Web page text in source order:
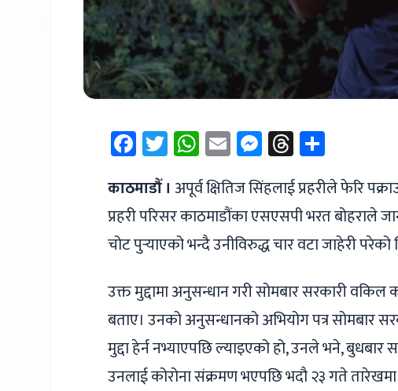
Facebook
Twitter
WhatsApp
EmailMessenger
Threads
काठमाडौँ । अपूर्व क्षितिज सिंहलाई प्रहरीले फेरि
प्रहरी परिसर काठमाडौंका एसएसपी भरत बोहराले
चोट पुर्‍याएको भन्दै उनीविरुद्ध चार वटा जाहेरी परेको
उक्त मुद्दामा अनुसन्धान गरी सोमबार सरकारी
बताए। उनको अनुसन्धानको अभियोग पत्र सोमबार
मुद्दा हेर्न नभ्याएपछि ल्याइएको हो, उनले भने,
उनलाई कोरोना संक्रमण भएपछि भदौ २३ गते तारेखमा